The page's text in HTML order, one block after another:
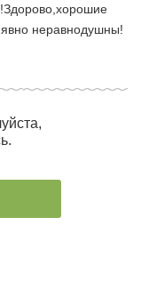
неравнодушны!